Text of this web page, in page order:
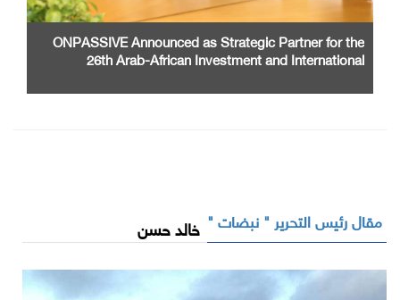
ONPASSIVE Announced as Strategic Partner for the
26th Arab-African Investment and International
مقال رئيس التحرير " نبضات " خالد حسن